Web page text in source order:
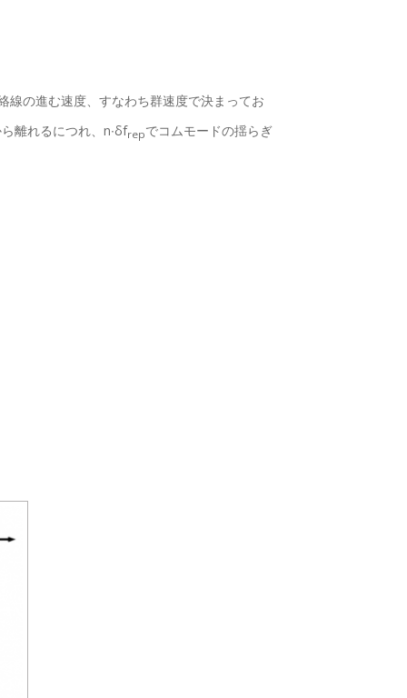
線の進む速度、すなわち群速度で決まってお
離れるにつれ、n∙δfrepでコムモードの揺らぎ